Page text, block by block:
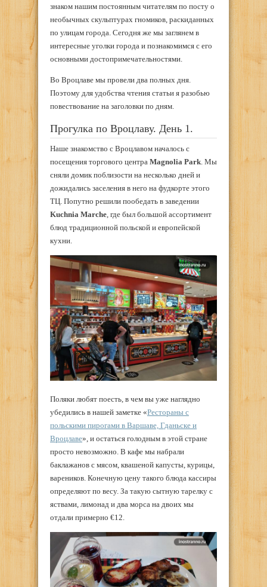
знаком нашим постоянным читателям по посту о
необычных скульптурах гномиков, раскиданных
по улицам города. Сегодня же мы заглянем в
интересные уголки города и познакомимся с его
основными достопримечательностями.
Во Вроцлаве мы провели два полных дня.
Поэтому для удобства чтения статьи я разобью
повествование на заголовки по дням.
Прогулка по Вроцлаву. День 1.
Наше знакомство с Вроцлавом началось с
посещения торгового центра Magnolia Park . Мы
сняли домик поблизости на несколько дней и
дожидались заселения в него на фудкорте этого
ТЦ. Попутно решили пообедать в заведении
Kuchnia Marche , где был большой ассортимент
блюд традиционной польской и европейской
кухни.
Поляки любят поесть, в чем вы уже наглядно
убедились в нашей заметке «Рестораны с
польскими пирогами в Варшаве, Гданьске и
Вроцлаве», и остаться голодным в этой стране
просто невозможно. В кафе мы набрали
баклажанов с мясом, квашеной капусты, курицы,
вареников. Конечную цену такого блюда кассиры
определяют по весу. За такую сытную тарелку с
яствами, лимонад и два морса на двоих мы
отдали примерно €12.